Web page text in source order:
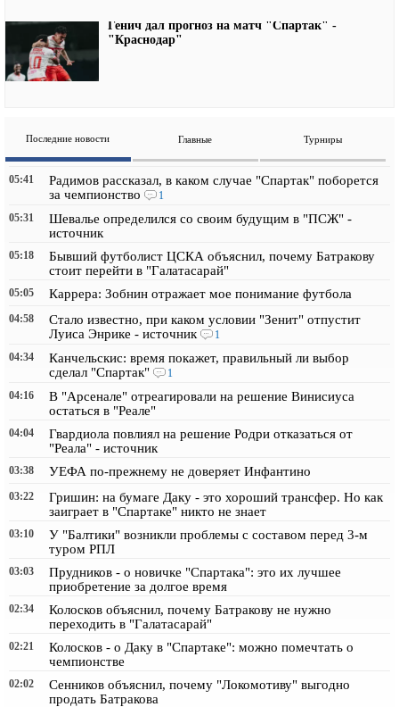
Генич дал прогноз на матч "Спартак" -
"Краснодар"
Последние новости Главные Турниры
05:41
Радимов рассказал, в каком случае "Спартак" поборется
за чемпионство
1
05:31
Шевалье определился со своим будущим в "ПСЖ" -
источник
05:18
Бывший футболист ЦСКА объяснил, почему Батракову
стоит перейти в "Галатасарай"
05:05 Каррера: Зобнин отражает мое понимание футбола
04:58
Стало известно, при каком условии "Зенит" отпустит
Луиса Энрике - источник
1
04:34
Канчельскис: время покажет, правильный ли выбор
сделал "Спартак"
1
04:16
В "Арсенале" отреагировали на решение Винисиуса
остаться в "Реале"
04:04
Гвардиола повлиял на решение Родри отказаться от
"Реала" - источник
03:38 УЕФА по-прежнему не доверяет Инфантино
03:22
Гришин: на бумаге Даку - это хороший трансфер. Но как
заиграет в "Спартаке" никто не знает
03:10
У "Балтики" возникли проблемы с составом перед 3-м
туром РПЛ
03:03
Прудников - о новичке "Спартака": это их лучшее
приобретение за долгое время
02:34
Колосков объяснил, почему Батракову не нужно
переходить в "Галатасарай"
02:21
Колосков - о Даку в "Спартаке": можно помечтать о
чемпионстве
02:02
Сенников объяснил, почему "Локомотиву" выгодно
продать Батракова